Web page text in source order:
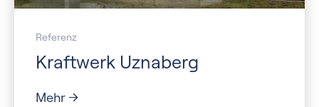
Referenz
Kraftwerk Uznaberg
Mehr